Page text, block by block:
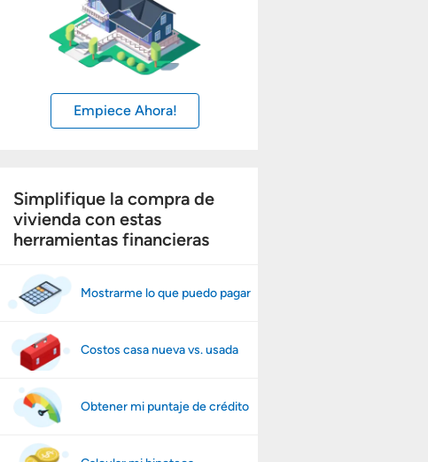
Empiece Ahora!
Simplifique la compra de
vivienda con estas
herramientas financieras
Mostrarme lo que puedo pagar
Costos casa nueva vs. usada
Obtener mi puntaje de crédito